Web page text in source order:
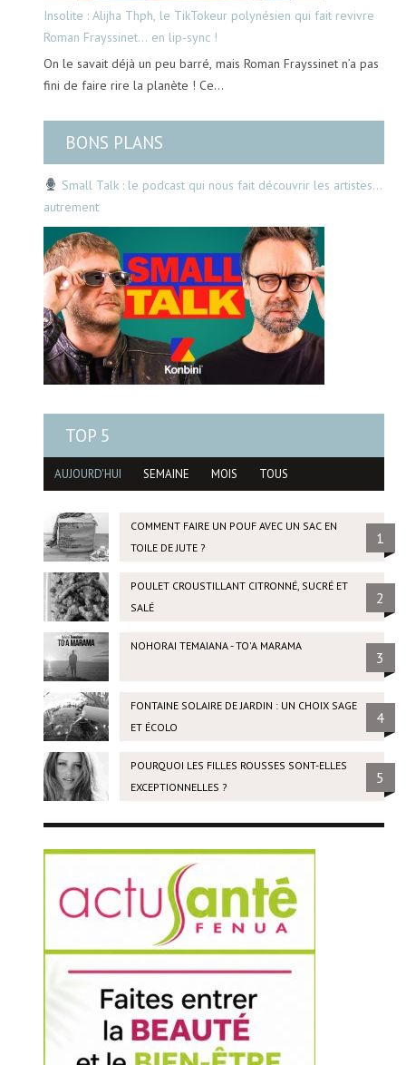
Insolite : Alijha Thph, le TikTokeur polynésien qui fait revivre
Roman Frayssinet… en lip-sync !
On le savait déjà un peu barré, mais Roman Frayssinet n’a pas
fini de faire rire la planète ! Ce…
BONS PLANS
Small Talk : le podcast qui nous fait découvrir les artistes…
autrement
TOP 5
AUJOURD'HUI SEMAINE MOIS TOUS
COMMENT FAIRE UN POUF AVEC UN SAC EN
TOILE DE JUTE ?
1
POULET CROUSTILLANT CITRONNÉ, SUCRÉ ET
SALÉ
2
NOHORAI TEMAIANA - TO'A MARAMA
3
FONTAINE SOLAIRE DE JARDIN : UN CHOIX SAGE
ET ÉCOLO
4
POURQUOI LES FILLES ROUSSES SONT-ELLES
EXCEPTIONNELLES ?
5